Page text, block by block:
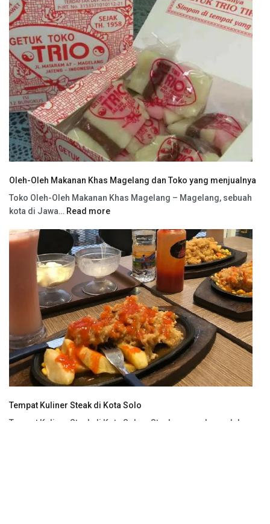
Oleh-Oleh Makanan Khas Magelang dan Toko yang menjualnya
Toko Oleh-Oleh Makanan Khas Magelang – Magelang, sebuah
kota di Jawa… Read more
Tempat Kuliner Steak di Kota Solo
Tempat Kuliner Steak di Kota Solo – Steak merupakan salah